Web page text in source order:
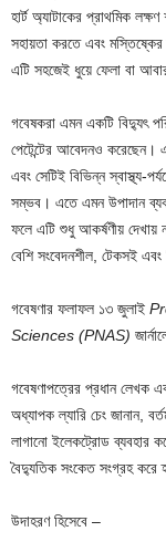
হার্ট অ্যাটাকের প্রাথমিক
সহায়তা করতে এবং
এটি সহজেই ধুয়ে ফেলা বা
গবেষকরা এমন একটি বিদ্যুৎ
পেটেন্টের আবেদনও করেছেন।
এবং সেটিই বিভিন্ন স্বাস্থ্য-
সম্ভব। এতে এমন উপাদান
ফলে এটি শুধু আকর্ষণীয়
বেশি সংবেদনশীল, টেকসই এবং
গবেষণার ফলাফল ১৩ জুলাই
Sciences (PNAS)
গবেষণাপত্রের প্রধান লেখক এবং
অধ্যাপক ল্যারি চেং জানান,
লাগানো ইলেকট্রোড ব্যবহার
বৈদ্যুতিক সংকেত সংগ্রহ করে
উদাহরণ হিসেবে –